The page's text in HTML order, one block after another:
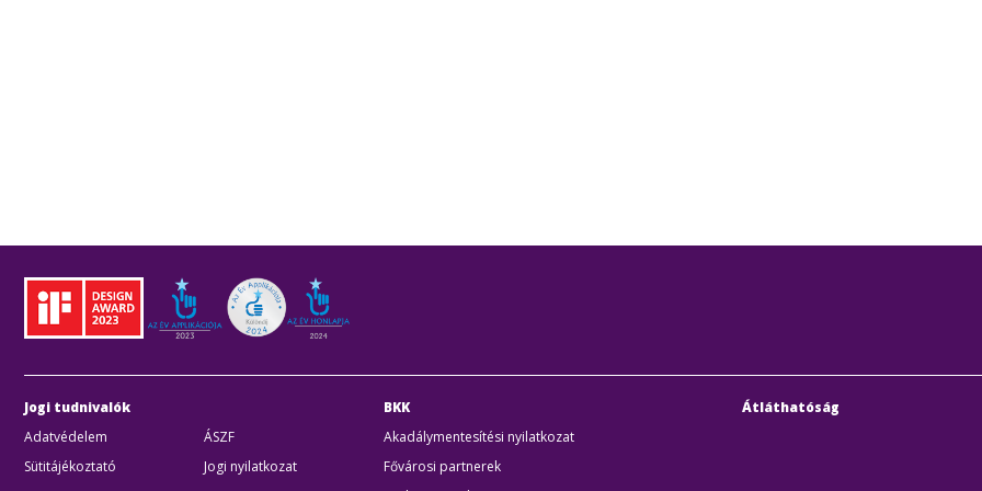
Jogi tudnivalók
Adatvédelem
ÁSZF
Sütitájékoztató
Jogi nyilatkozat
BKK
Akadálymentesítési nyilatkozat
Fővárosi partnerek
Átláthatóság